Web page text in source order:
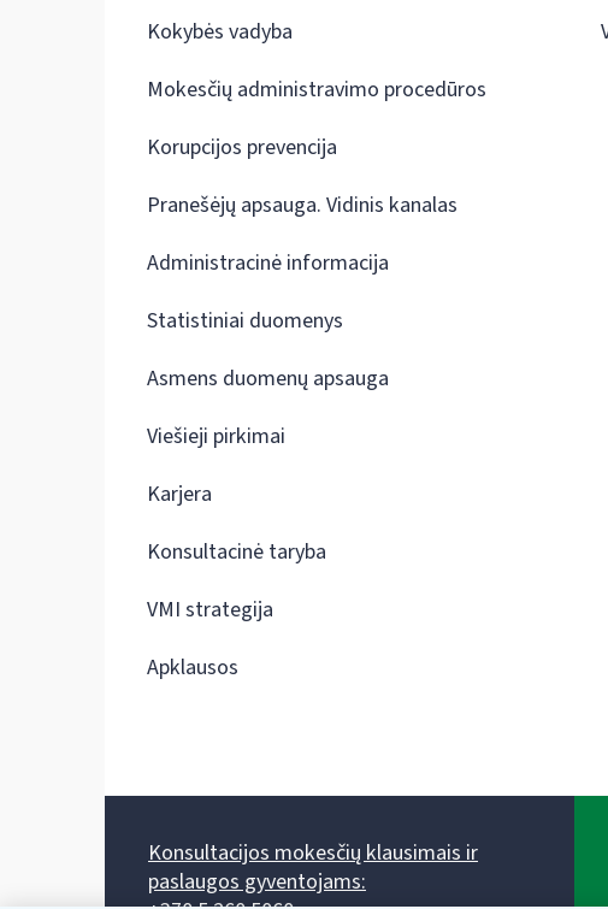
Kokybės vadyba
Mokesčių administravimo procedūros
Korupcijos prevencija
Pranešėjų apsauga. Vidinis kanalas
Administracinė informacija
Statistiniai duomenys
Asmens duomenų apsauga
Viešieji pirkimai
Karjera
Konsultacinė taryba
VMI strategija
Apklausos
Konsultacijos mokesčių klausimais ir
paslaugos gyventojams: